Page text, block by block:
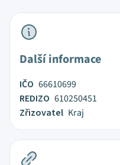
Další informace
IČO 66610699
REDIZO 610250451
Zřizovatel Kraj